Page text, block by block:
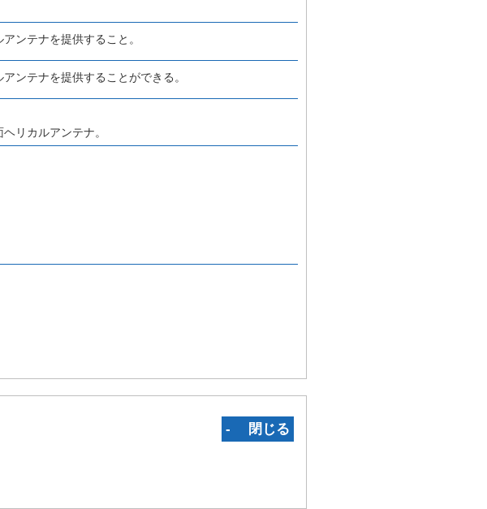
ンテナを提供すること。
ンテナを提供することができる。
リカルアンテナ。
‐ 閉じる